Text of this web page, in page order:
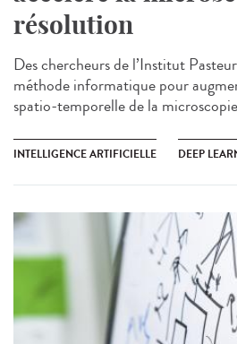
résolution
Des chercheurs de l’Institut
méthode informatique pour
spatio-temporelle de la
INTELLIGENCE ARTIFICIELLE DEEP